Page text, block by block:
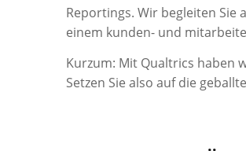
Reportings. Wir begleiten
einem kunden- und
Kurzum: Mit Qualtrics haben
Setzen Sie also auf die